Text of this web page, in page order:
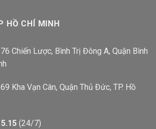
HỒ CHÍ MINH
Chiến Lược, Bình Trị Đông A, Quận Bình
Kha Vạn Cân, Quận Thủ Đức, TP. Hồ
(24/7)